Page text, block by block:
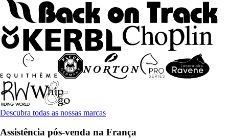
Descubra todas as nossas marcas
Assistência pós-venda na França